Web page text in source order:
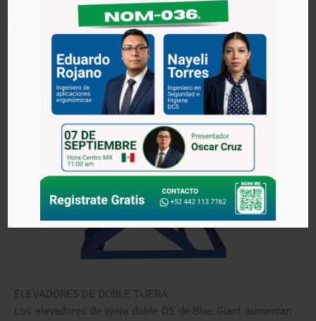
ELEVADORES DE DOBLE TIJERA
Los elevadores de tijera doble DS de Blue Giant aumentan